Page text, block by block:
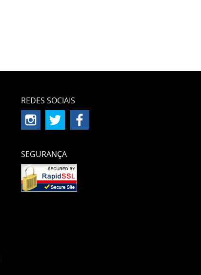
REDES SOCIAIS
SEGURANÇA